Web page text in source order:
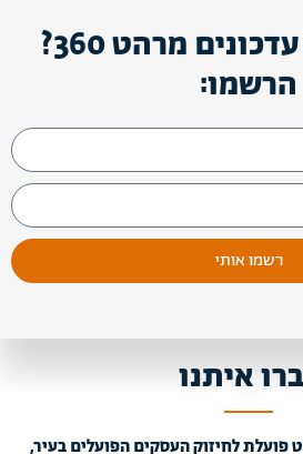
רוצים לקבל עדכונים מרהט 360?
הרשמו:
רשמו אותי
איתנו
פועלת לחיזוק העסקים הפועלים בעיר,